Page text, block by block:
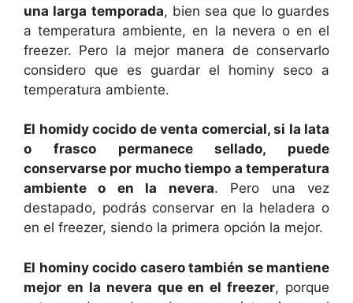
una larga temporada, bien sea que lo guardes
a temperatura ambiente, en la nevera o en el
freezer. Pero la mejor manera de conservarlo
considero que es guardar el hominy seco a
temperatura ambiente.
El homidy cocido de venta comercial, si la lata
o frasco permanece sellado, puede
conservarse por mucho tiempo a temperatura
ambiente o en la nevera. Pero una vez
destapado, podrás conservar en la heladera o
en el freezer, siendo la primera opción la mejor.
El hominy cocido casero también se mantiene
mejor en la nevera que en el freezer, porque